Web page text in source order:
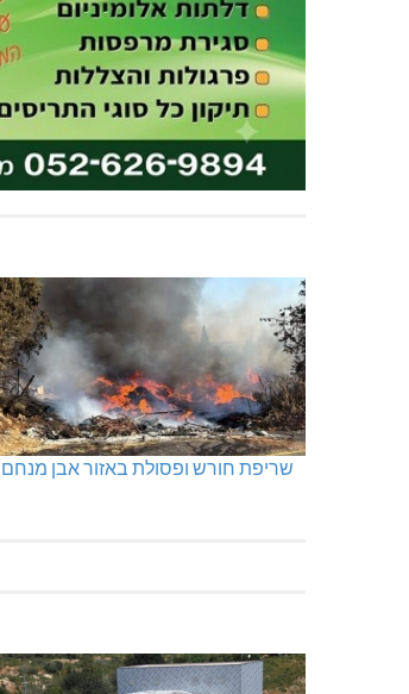
מנהלת אשכול גנים כפר ורדים: אורלי
גלברט